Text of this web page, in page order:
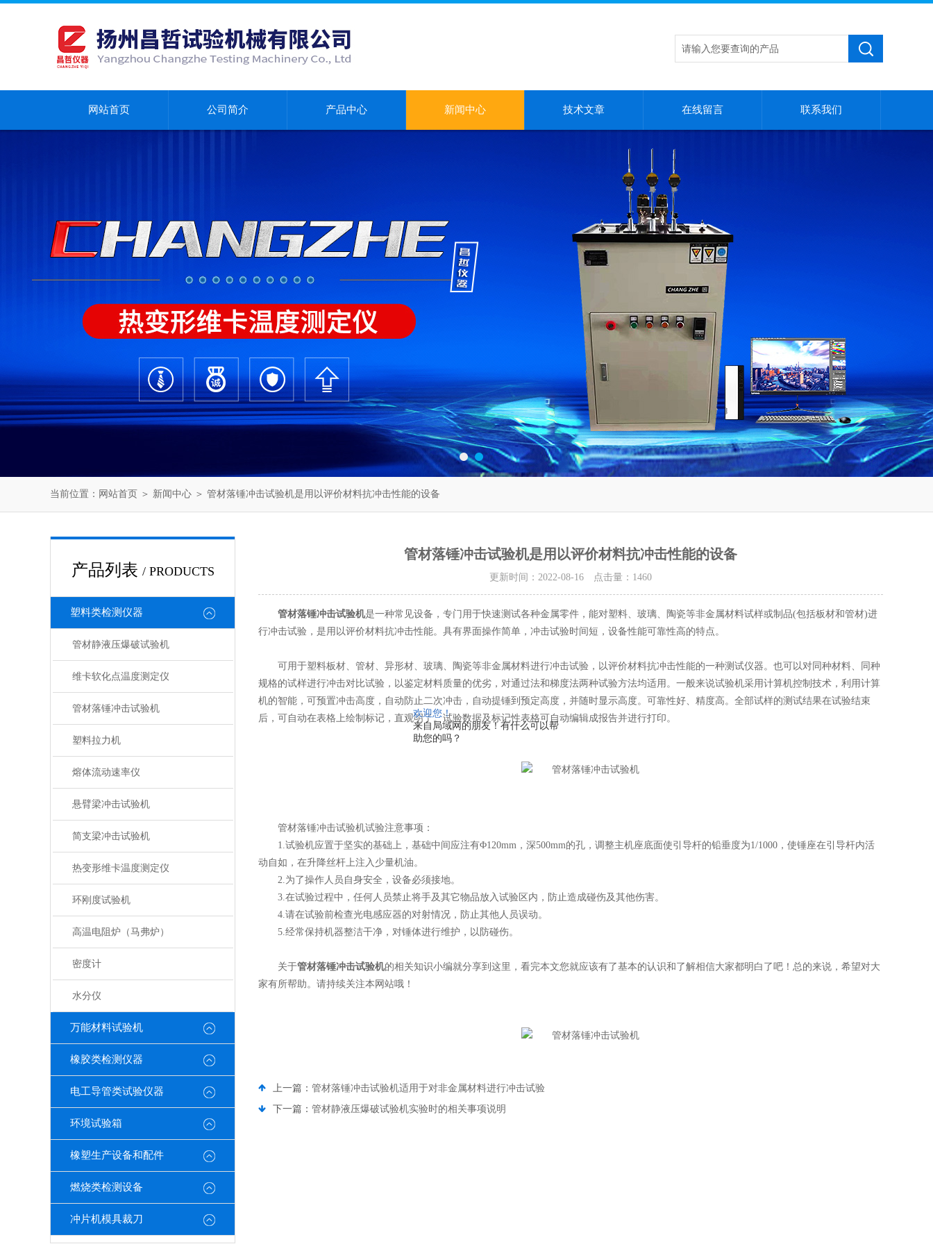
欢迎您！
来自局域网的朋友！有什么可以帮
助您的吗？
网站首页 公司简介 产品中心 新闻中心 技术文章 在线留言 联系我们
当前位置： 网站首页 ＞ 新闻中心 ＞ 管材落锤冲击试验机是用以评价材料抗冲击性能的设备
产品列表 / PRODUCTS
塑料类检测仪器
管材静液压爆破试验机
维卡软化点温度测定仪
管材落锤冲击试验机
塑料拉力机
熔体流动速率仪
悬臂梁冲击试验机
简支梁冲击试验机
热变形维卡温度测定仪
环刚度试验机
高温电阻炉（马弗炉）
密度计
水分仪
万能材料试验机
橡胶类检测仪器
电工导管类试验仪器
环境试验箱
橡塑生产设备和配件
燃烧类检测设备
冲片机模具裁刀
管材落锤冲击试验机是用以评价材料抗冲击性能的设备
更新时间：2022-08-16 点击量： 1460
管材落锤冲击试验机是一种常见设备，专门用于快速测试各种金属零件，能对塑料、玻璃、陶瓷等非金属材料试样或制品(包括板材和管材)进
行冲击试验，是用以评价材料抗冲击性能。具有界面操作简单，冲击试验时间短，设备性能可靠性高的特点。
可用于塑料板材、管材、异形材、玻璃、陶瓷等非金属材料进行冲击试验，以评价材料抗冲击性能的一种测试仪器。也可以对同种材料、同种
规格的试样进行冲击对比试验，以鉴定材料质量的优劣，对通过法和梯度法两种试验方法均适用。一般来说试验机采用计算机控制技术，利用计算
机的智能，可预置冲击高度，自动防止二次冲击，自动提锤到预定高度，并随时显示高度。可靠性好、精度高。全部试样的测试结果在试验结束
后，可自动在表格上绘制标记，直观明了。试验数据及标记性表格可自动编辑成报告并进行打印。
管材落锤冲击试验机试验注意事项：
1.试验机应置于坚实的基础上，基础中间应注有Φ120mm，深500mm的孔，调整主机座底面使引导杆的铅垂度为1/1000，使锤座在引导杆内活
动自如，在升降丝杆上注入少量机油。
2.为了操作人员自身安全，设备必须接地。
3.在试验过程中，任何人员禁止将手及其它物品放入试验区内，防止造成碰伤及其他伤害。
4.请在试验前检查光电感应器的对射情况，防止其他人员误动。
5.经常保持机器整洁干净，对锤体进行维护，以防碰伤。
关于管材落锤冲击试验机的相关知识小编就分享到这里，看完本文您就应该有了基本的认识和了解相信大家都明白了吧！总的来说，希望对大
家有所帮助。请持续关注本网站哦！
上一篇： 管材落锤冲击试验机适用于对非金属材料进行冲击试验
下一篇： 管材静液压爆破试验机实验时的相关事项说明